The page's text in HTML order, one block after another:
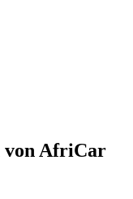
von AfriCar